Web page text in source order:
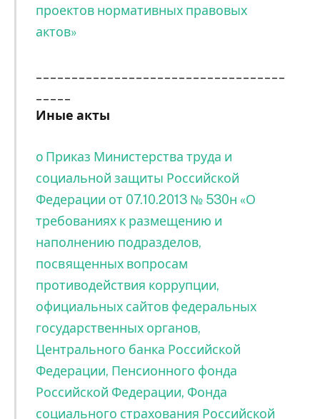
проектов нормативных правовых
актов»
Иные акты
o Приказ Министерства труда и
социальной защиты Российской
Федерации от 07.10.2013 № 530н «О
требованиях к размещению и
наполнению подразделов,
посвященных вопросам
противодействия коррупции,
официальных сайтов федеральных
государственных органов,
Центрального банка Российской
Федерации, Пенсионного фонда
Российской Федерации, Фонда
социального страхования Российской